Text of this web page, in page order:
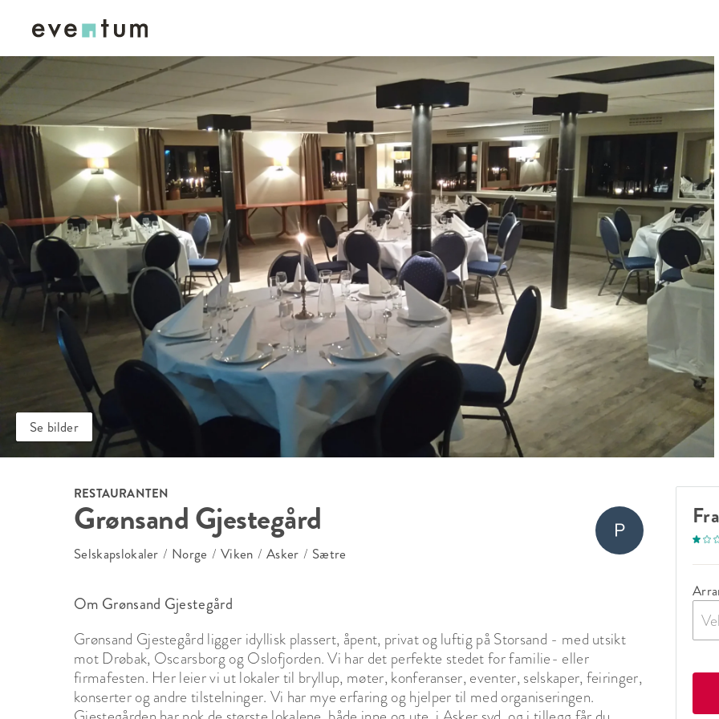
Se bilder
RESTAURANTEN
Grønsand Gjestegård
Selskapslokaler / Norge / Viken / Asker / Sætre
Om Grønsand Gjestegård
Grønsand Gjestegård ligger idyllisk plassert, åpent, privat og luftig på Storsand - med utsikt
mot Drøbak, Oscarsborg og Oslofjorden. Vi har det perfekte stedet for familie- eller
firmafesten. Her leier vi ut lokaler til bryllup, møter, konferanser, eventer, selskaper, feiringer,
konserter og andre tilstelninger. Vi har mye erfaring og hjelper til med organiseringen.